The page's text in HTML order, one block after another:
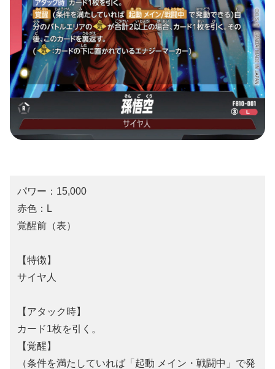
パワー：15,000
赤色：L
覚醒前（表）
【特徴】
サイヤ人
【アタック時】
カード1枚を引く。
【覚醒】
（条件を満たしていれば「起動 メイン・戦闘中」で発